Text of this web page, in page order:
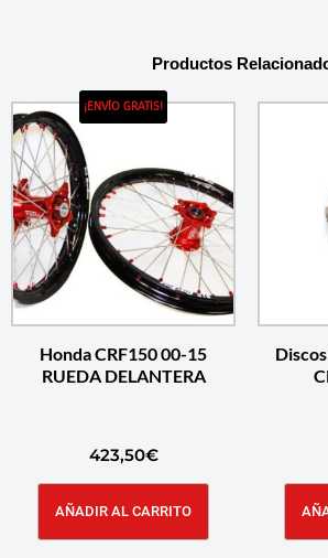
Productos
¡ENVÍO GRATIS!
Honda CRF150 00-15
RUEDA DELANTERA
423,50€
AÑADIR AL CARRITO